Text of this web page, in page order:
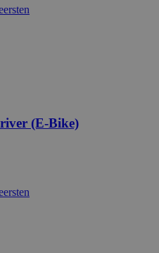
(E-Bike)